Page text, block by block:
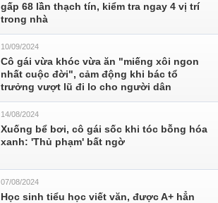
gấp 68 lần thạch tín, kiểm tra ngay 4 vị trí
trong nhà
10/09/2024
Cô gái vừa khóc vừa ăn "miếng xôi ngon
nhất cuộc đời", cảm động khi bác tổ
trưởng vượt lũ đi lo cho người dân
14/08/2024
Xuống bể bơi, cô gái sốc khi tóc bỗng hóa
xanh: 'Thủ phạm' bất ngờ
07/08/2024
Học sinh tiểu học viết văn, được A+ hẳn